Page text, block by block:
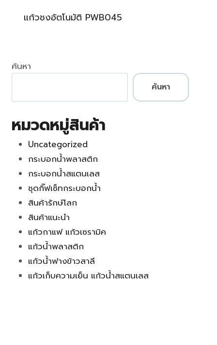
แก้วชงอัตโนมัติ PWB045
ค้นหา
ค้นหา
หมวดหมู่สินค้า
Uncategorized
กระบอกน้ำพลาสติก
กระบอกน้ำสแตนเลส
ชุดกิ๊ฟเซ็ทกระบอกน้ำ
สินค้ารักษ์โลก
สินค้าแนะนำ
แก้วกาแฟ แก้วเซรามิค
แก้วน้ำพลาสติก
แก้วน้ำฟางข้าวสาลี
แก้วเก็บความเย็น แก้วน้ำสแตนเลส